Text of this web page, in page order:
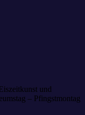
und
– Pfingstmontag